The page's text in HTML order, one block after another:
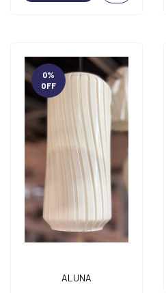
0%
OFF
ALUNA